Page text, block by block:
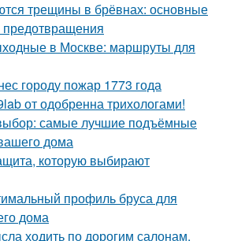
трещины в брёвнах: основные
в Москве: маршруты для
городу пожар 1773 года
от одобренна трихологами!
самые лучшие подъёмные
дома
которую выбирают
профиль бруса для
дома
ходить по дорогим салонам,